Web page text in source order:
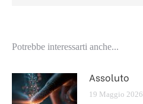
Potrebbe interessarti anche...
Assoluto
19 Maggio 2026